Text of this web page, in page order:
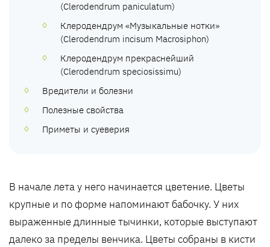
(Clerodendrum paniculatum)
Клеродендрум «Музыкальные нотки»
(Clerodendrum incisum Macrosiphon)
Клеродендрум прекраснейший
(Сlerodendrum speciosissimu)
Вредители и болезни
Полезные свойства
Приметы и суеверия
В начале лета у него начинается цветение. Цветы
крупные и по форме напоминают бабочку. У них
выраженные длинные тычинки, которые выступают
далеко за пределы венчика. Цветы собраны в кисти